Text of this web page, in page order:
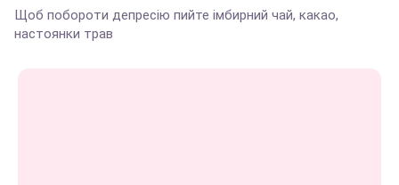
Щоб побороти депресію пийте імбирний чай, какао,
настоянки трав